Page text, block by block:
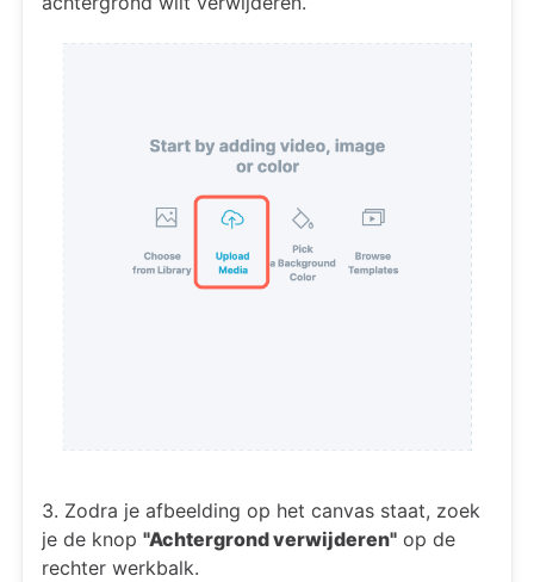
3. Zodra je afbeelding op het canvas staat, zoek
je de knop "Achtergrond verwijderen" op de
rechter werkbalk.